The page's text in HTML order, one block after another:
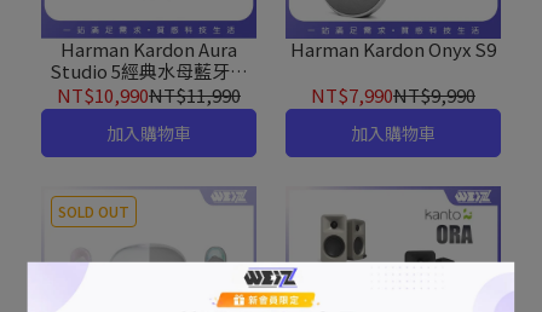
Harman Kardon Aura
Studio 5經典水母藍牙喇
叭 - 黑
NT$10,990NT$11,990
加入購物車
Harman Kardon Onyx S9
NT$7,990NT$9,990
加入購物車
SOLD OUT